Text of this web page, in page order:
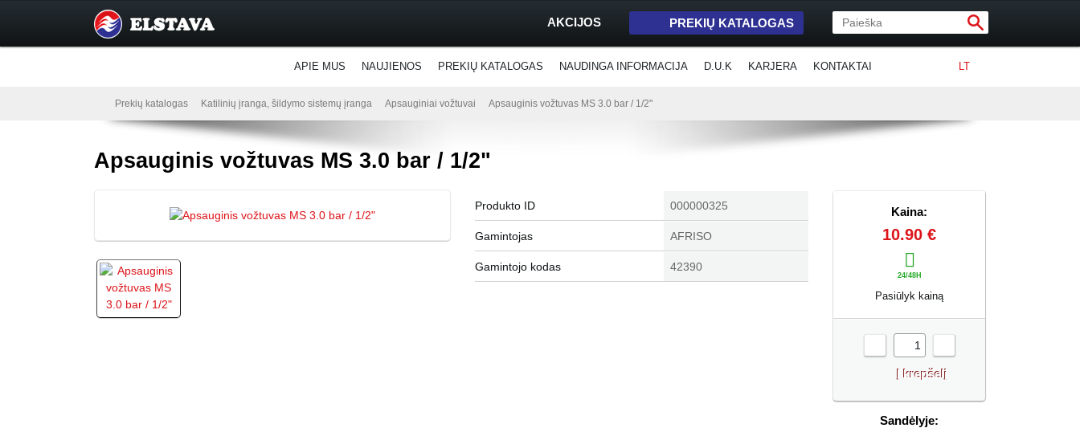
AKCIJOS PREKIŲ KATALOGAS
LT
APIE MUS NAUJIENOS PREKIŲ KATALOGAS NAUDINGA INFORMACIJA D.U.K KARJERA KONTAKTAI
Prekių katalogas Katilinių įranga, šildymo sistemų įranga Apsauginiai vožtuvai Apsauginis vožtuvas MS 3.0 bar / 1/2"
Apsauginis vožtuvas MS 3.0 bar / 1/2"
Produkto ID 000000325
Gamintojas AFRISO
Gamintojo kodas 42390
Kaina:
10.90 €
Pasiūlyk kainą
Sandėlyje: